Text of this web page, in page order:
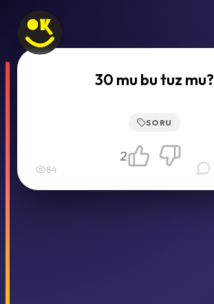
30 mu bu tuz mu?
SORU
84
2